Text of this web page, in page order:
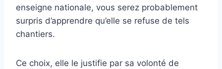
enseigne nationale, vous serez probablement
surpris d’apprendre qu’elle se refuse de tels
chantiers.
Ce choix, elle le justifie par sa volonté de